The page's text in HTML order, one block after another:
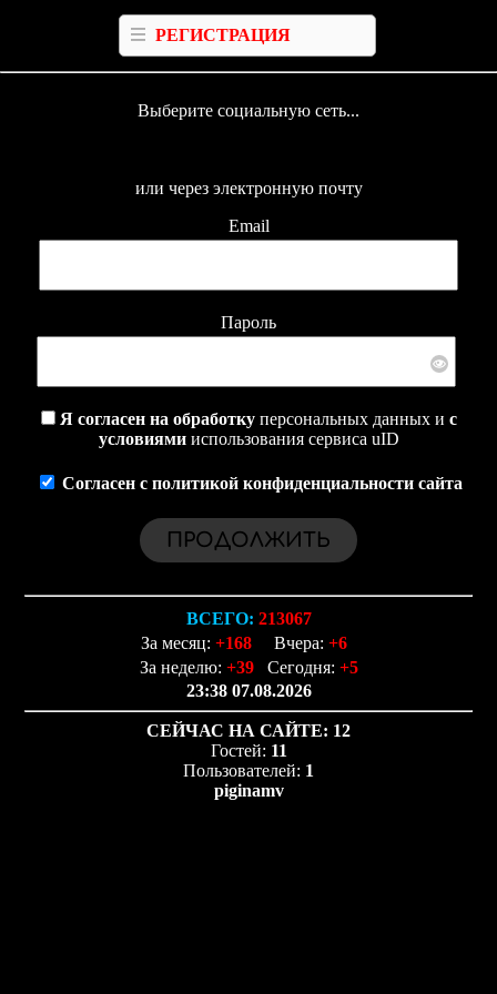
РЕГИСТРАЦИЯ
Выберите социальную сеть...
или через электронную почту
Email
Пароль
Я согласен на обработкуперсональных данных и с
условиямииспользования сервиса uID
Согласен с политикой конфиденциальности сайта
ВСЕГО: 213067
За месяц: +168 Вчера: +6
За неделю: +39 Сегодня: +5
23:38 07.08.2026
СЕЙЧАС НА САЙТЕ: 12
Гостей: 11
Пользователей: 1
piginamv